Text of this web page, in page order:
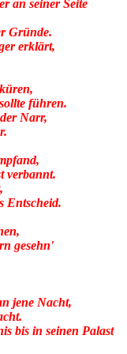
an seiner Seite
Gründe.
erklärt,
führen.
Narr,
verbannt.
Entscheid.
gesehn'
jene Nacht,
bis in seinen Palast